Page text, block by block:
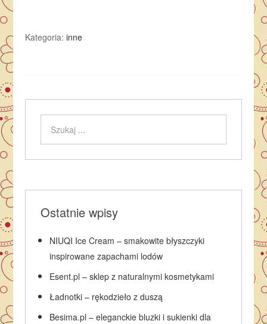
Kategoria:inne
Ostatnie wpisy
NIUQI Ice Cream – smakowite błyszczyki
inspirowane zapachami lodów
Esent.pl – sklep z naturalnymi kosmetykami
Ładnotki – rękodzieło z duszą
Besima.pl – eleganckie bluzki i sukienki dla